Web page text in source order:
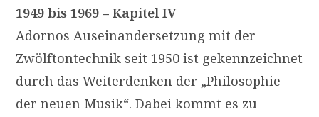
1949 bis 1969 – Kapitel IV
Adornos Auseinandersetzung mit der
Zwölftontechnik seit 1950 ist gekennzeichnet
durch das Weiterdenken der „Philosophie
der neuen Musik“. Dabei kommt es zu